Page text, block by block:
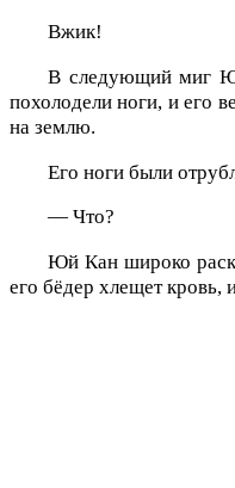
Вжик!
В следующий миг
похолодели ноги, и его
на землю.
Его ноги были
— Что?
Юй Кан широко
его бёдер хлещет